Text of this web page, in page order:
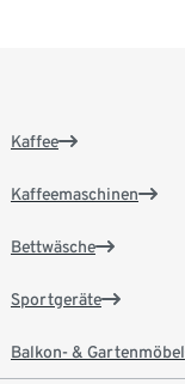
Kaffee
Kaffeemaschinen
Bettwäsche
Sportgeräte
Balkon- & Gartenmöbel